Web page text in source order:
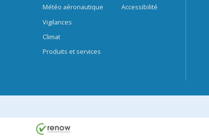
Météo aéronautique
Vigilances
Climat
Produits et services
Accessibilité